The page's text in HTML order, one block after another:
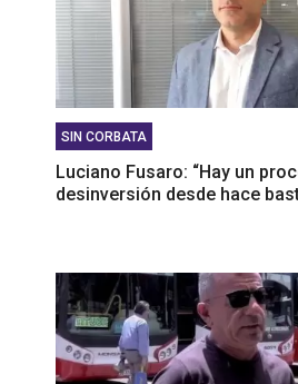
SIN CORBATA
Luciano Fusaro: “Hay un
desinversión desde hace